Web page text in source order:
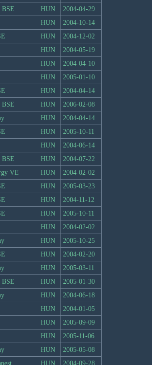
BSE HUN
2004-04-29
HUN
2004-10-14
HUN
2004-12-02
HUN
2004-05-19
HUN
2004-04-10
HUN
2005-01-10
HUN
2004-04-14
BSE HUN
2006-02-08
HUN
2004-04-14
HUN
2005-10-11
HUN
2004-06-14
BSE HUN
2004-07-22
VE HUN
2004-02-02
HUN
2005-03-23
HUN
2004-11-12
HUN
2005-10-11
HUN
2004-02-02
HUN
2005-10-25
HUN
2004-02-20
HUN
2005-03-11
BSE HUN
2005-01-30
HUN
2004-06-18
HUN
2004-01-05
HUN
2005-09-09
HUN
2005-11-06
HUN
2005-05-08
HUN 2004-09-28